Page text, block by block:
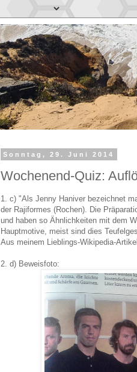
Sonntag, 29. Juni 2014
Wochenend-Quiz:
1. c) "Als Jenny Haniver bezeichnet
der Rajiformes (Rochen). Die
und haben so Ähnlichkeiten mit dem
Hauptmotive, meist sind dies
Aus meinem Lieblings-Wikipedia-
2. d) Beweisfoto: